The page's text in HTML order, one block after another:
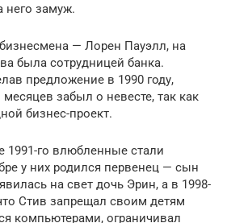
него замуж.
— Лорен Пауэлл, на
была сотрудницей банка.
предложение в 1990 году,
забыл о невесте, так как
бизнес-проект.
1991-го влюбленные стали
у них родился первенец — сын
на свет дочь Эрин, а в 1998-
Стив запрещал своим детям
компьютерами, ограничивал